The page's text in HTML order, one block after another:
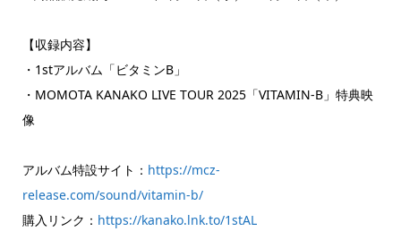
【収録内容】
・1stアルバム「ビタミンB」
・MOMOTA KANAKO LIVE TOUR 2025「VITAMIN-B」特典映
像
アルバム特設サイト： https://mcz-
release.com/sound/vitamin-b/
購入リンク： https://kanako.lnk.to/1stAL